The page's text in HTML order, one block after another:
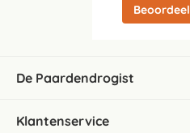
Beoordeel
De Paardendrogist
Klantenservice